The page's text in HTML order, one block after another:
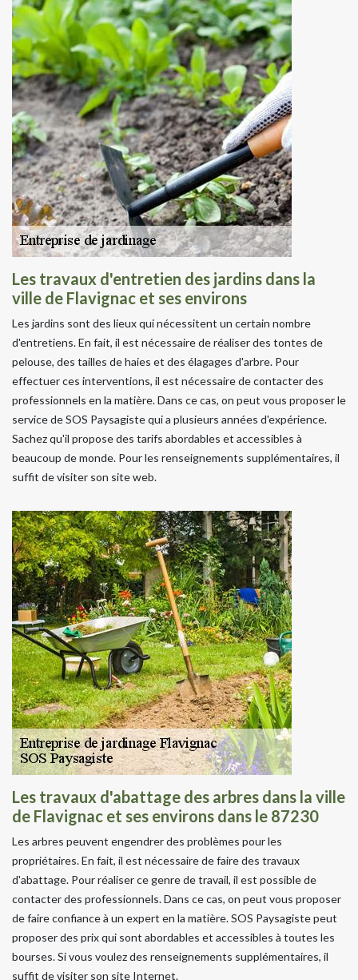
Les travaux d'entretien des jardins dans la
ville de Flavignac et ses environs
Les jardins sont des lieux qui nécessitent un certain nombre
d'entretiens. En fait, il est nécessaire de réaliser des tontes de
pelouse, des tailles de haies et des élagages d'arbre. Pour
effectuer ces interventions, il est nécessaire de contacter des
professionnels en la matière. Dans ce cas, on peut vous proposer le
service de SOS Paysagiste qui a plusieurs années d'expérience.
Sachez qu'il propose des tarifs abordables et accessibles à
beaucoup de monde. Pour les renseignements supplémentaires, il
suffit de visiter son site web.
Les travaux d'abattage des arbres dans la ville
de Flavignac et ses environs dans le 87230
Les arbres peuvent engendrer des problèmes pour les
propriétaires. En fait, il est nécessaire de faire des travaux
d'abattage. Pour réaliser ce genre de travail, il est possible de
contacter des professionnels. Dans ce cas, on peut vous proposer
de faire confiance à un expert en la matière. SOS Paysagiste peut
proposer des prix qui sont abordables et accessibles à toutes les
bourses. Si vous voulez des renseignements supplémentaires, il
suffit de visiter son site Internet.